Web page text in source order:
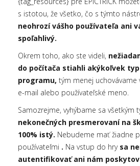
s istotou, že všetko, čo s týmto
neohrozí vášho používateľa ani
spoľahlivý.
Okrem toho, ako ste videli,
do počítača stiahli akýkoľvek
programu, tým menej uchovávame
e-mail alebo používateľské meno.
Samozrejme, vyhýbame sa všetkým
nekonečných presmerovaní na
100% istý. Nebudeme mať žiadne
používateľmi . Na vstup do hry sa
autentifikovať ani nám